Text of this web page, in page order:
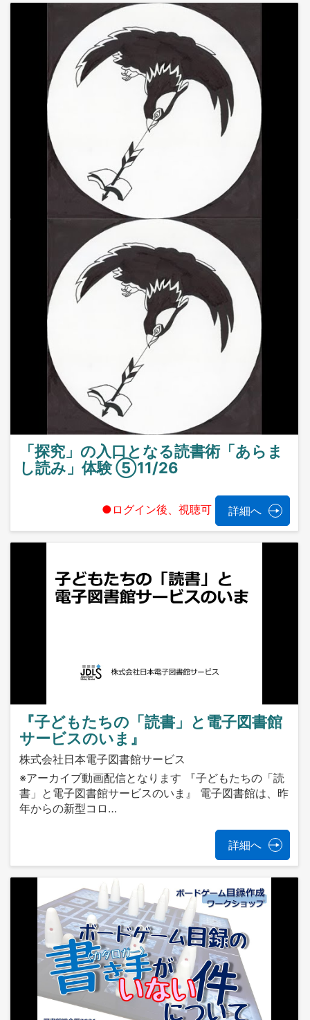
「探究」の入口となる読書術「あらま
し読み」体験 ⑤11/26
●ログイン後、視聴可 詳細へ
『子どもたちの「読書」と電子図書館
サービスのいま』
株式会社日本電子図書館サービス
※アーカイブ動画配信となります 『子どもたちの「読
書」と電子図書館サービスのいま』 電子図書館は、昨
年からの新型コロ…
詳細へ